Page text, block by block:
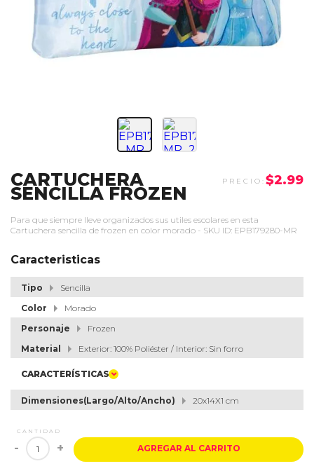
CARTUCHERA
SENCILLA FROZEN
$2.99
Para que siempre lleve organizados sus utiles escolares en esta
Cartuchera sencilla de frozen en color morado - SKU ID: EPB179280-MR
Caracteristicas
Tipo
Sencilla
Color
Morado
Personaje
Frozen
Material
Exterior: 100% Poliéster / Interior: Sin forro
CARACTERÍSTICAS
Dimensiones(Largo/Alto/Ancho) 20x14X1 cm
CANTIDAD
- + AGREGAR AL CARRITO